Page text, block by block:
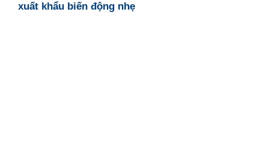
xuất khẩu biến động nhẹ